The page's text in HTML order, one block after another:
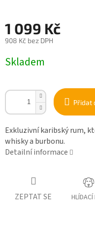
1 099 Kč
908 Kč bez DPH
cena:
Skladem
Přidat
Exkluzivní karibský rum,
whisky a burbonu.
Detailní informace
ZEPTAT SE HLÍDACÍ